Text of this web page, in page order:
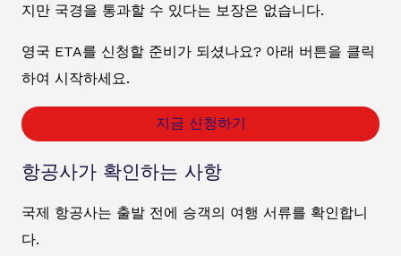
지만 국경을 통과할 수 있다는 보장은 없습니다.
영국 ETA를 신청할 준비가 되셨나요? 아래 버튼을 클릭
하여 시작하세요.
지금 신청하기
항공사가 확인하는 사항
국제 항공사는 출발 전에 승객의 여행 서류를 확인합니
다.